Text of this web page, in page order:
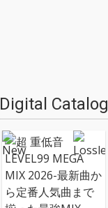
Digital Catalog